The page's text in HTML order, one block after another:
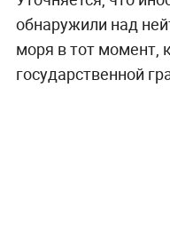
обнаружили над
моря в тот момент,
государственной